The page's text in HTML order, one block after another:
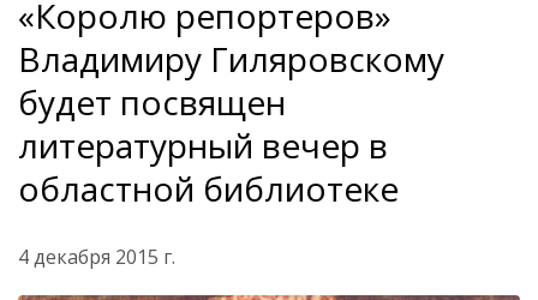
«Королю репортеров»
Владимиру Гиляровскому
будет посвящен
литературный вечер в
областной библиотеке
4 декабря 2015 г.